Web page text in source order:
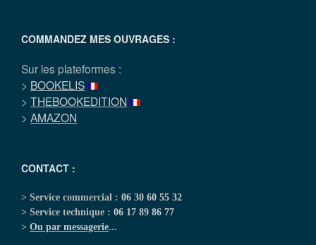
COMMANDEZ MES OUVRAGES :
Sur les plateformes :
> BOOKELIS
> THEBOOKEDITION
> AMAZON
CONTACT :
> Service commercial : 06 30 60 55 32
> Service technique : 06 17 89 86 77
> Ou par messagerie...